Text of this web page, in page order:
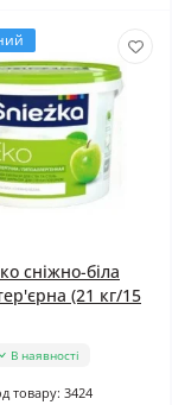
сніжно-біла
(21 кг/15
В наявності
товару: 3424